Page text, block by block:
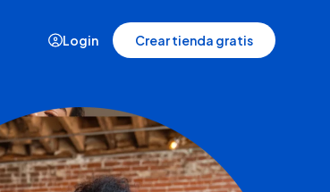
Casos de éxito
Login Crear tienda gratis